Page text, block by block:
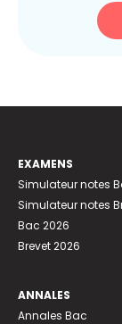
EXAMENS
Simulateur notes
Simulateur notes
Bac 2026
Brevet 2026
ANNALES
Annales Bac